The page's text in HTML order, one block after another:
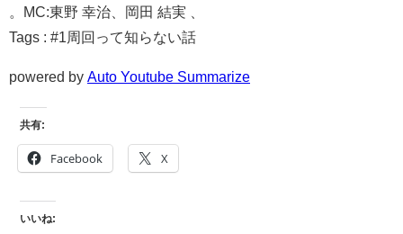
。MC:東野 幸治、岡田 結実 、
Tags : #1周回って知らない話
powered by Auto Youtube Summarize
共有:
Facebook X
いいね: